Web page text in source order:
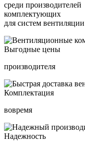
среди производителей
комплектующих
для систем вентиляции
Выгодные цены
производителя
Комплектация
вовремя
Надежность